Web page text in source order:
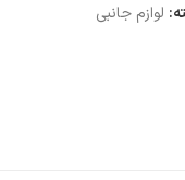
لوازم جانبی